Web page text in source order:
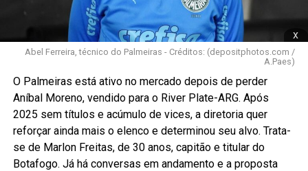
x
Abel Ferreira, técnico do Palmeiras - Créditos: (depositphotos.com /
A.Paes)
O Palmeiras está ativo no mercado depois de perder
Aníbal Moreno, vendido para o River Plate-ARG. Após
2025 sem títulos e acúmulo de vices, a diretoria quer
reforçar ainda mais o elenco e determinou seu alvo. Trata-
se de Marlon Freitas, de 30 anos, capitão e titular do
Botafogo. Já há conversas em andamento e a proposta